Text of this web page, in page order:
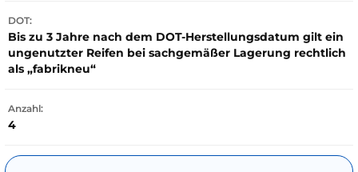
DOT:
Bis zu 3 Jahre nach dem DOT-Herstellungsdatum gilt ein
ungenutzter Reifen bei sachgemäßer Lagerung rechtlich
als „fabrikneu“
Anzahl:
4